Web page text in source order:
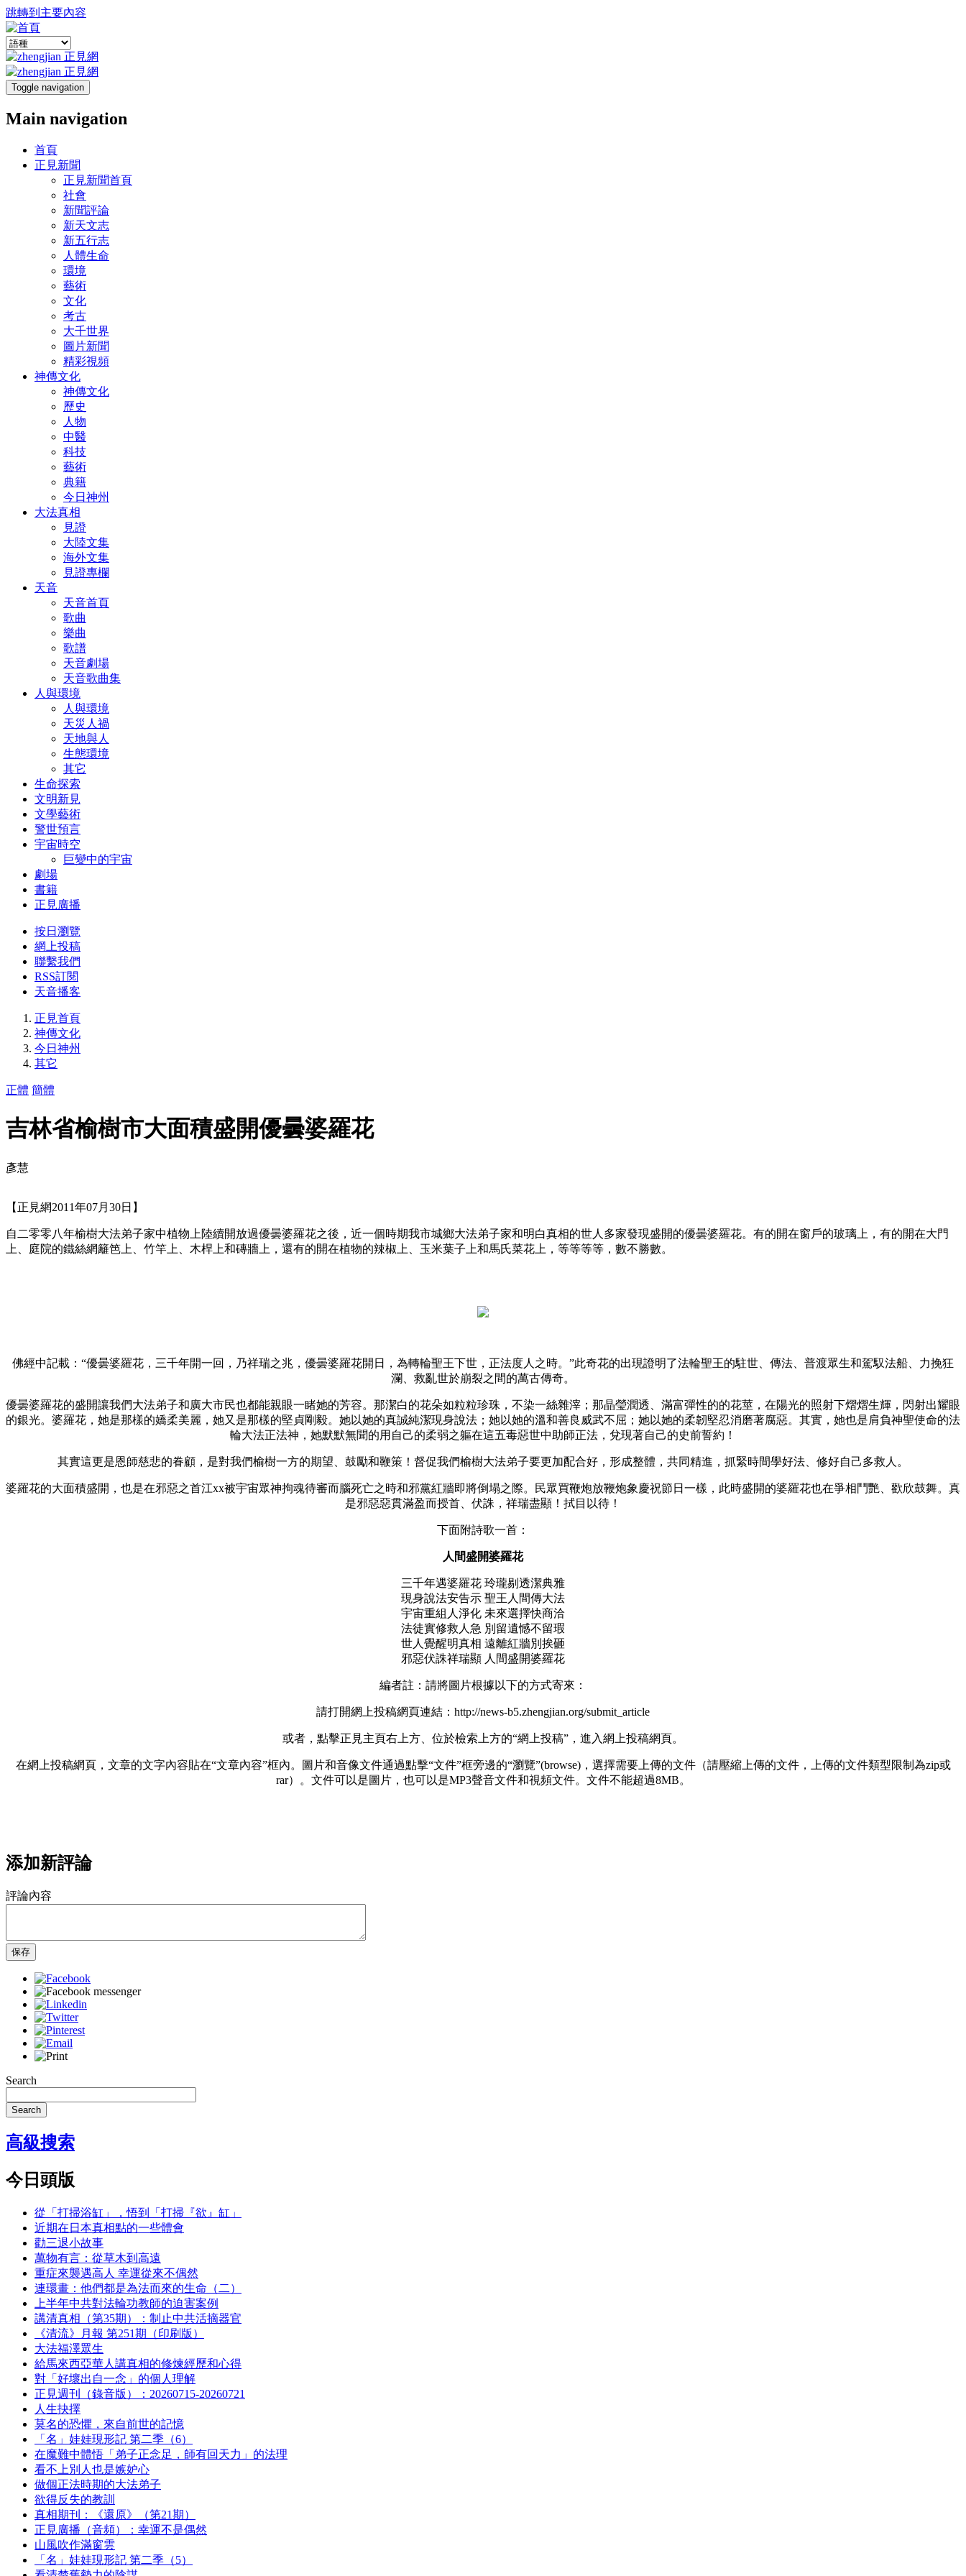
跳轉到主要內容
Toggle navigation
Main navigation
首頁
正見新聞
正見新聞首頁
社會
新聞評論
新天文志
新五行志
人體生命
環境
藝術
文化
考古
大千世界
圖片新聞
精彩視頻
神傳文化
神傳文化
歷史
人物
中醫
科技
藝術
典籍
今日神州
大法真相
見證
大陸文集
海外文集
見證專欄
天音
天音首頁
歌曲
樂曲
歌譜
天音劇場
天音歌曲集
人與環境
人與環境
天災人禍
天地與人
生態環境
其它
生命探索
文明新見
文學藝術
警世預言
宇宙時空
巨變中的宇宙
劇場
書籍
正見廣播
按日瀏覽
網上投稿
聯繫我們
RSS訂閱
天音播客
正見首頁
神傳文化
今日神州
其它
正體 簡體
吉林省榆樹市大面積盛開優曇婆羅花
彥慧
【正見網2011年07月30日】
自二零零八年榆樹大法弟子家中植物上陸續開放過優曇婆羅花之後，近一個時期我市城鄉大法弟子家和明白真相的世人多家發現盛開的優曇婆羅花。有的開在窗戶的玻璃上，有的開在大門
上、庭院的鐵絲網籬笆上、竹竿上、木桿上和磚牆上，還有的開在植物的辣椒上、玉米葉子上和馬氏菜花上，等等等等，數不勝數。
佛經中記載：“優曇婆羅花，三千年開一回，乃祥瑞之兆，優曇婆羅花開日，為轉輪聖王下世，正法度人之時。”此奇花的出現證明了法輪聖王的駐世、傳法、普渡眾生和駕馭法船、力挽狂
瀾、救亂世於崩裂之間的萬古傳奇。
優曇婆羅花的盛開讓我們大法弟子和廣大市民也都能親眼一睹她的芳容。那潔白的花朵如粒粒珍珠，不染一絲雜滓；那晶瑩潤透、滿富彈性的的花莖，在陽光的照射下熠熠生輝，閃射出耀眼
的銀光。婆羅花，她是那樣的嬌柔美麗，她又是那樣的堅貞剛毅。她以她的真誠純潔現身說法；她以她的溫和善良威武不屈；她以她的柔韌堅忍消磨著腐惡。其實，她也是肩負神聖使命的法
輪大法正法神，她默默無聞的用自己的柔弱之軀在這五毒惡世中助師正法，兌現著自己的史前誓約！
其實這更是恩師慈悲的眷顧，是對我們榆樹一方的期望、鼓勵和鞭策！督促我們榆樹大法弟子要更加配合好，形成整體，共同精進，抓緊時間學好法、修好自己多救人。
婆羅花的大面積盛開，也是在邪惡之首江xx被宇宙眾神拘魂待審而腦死亡之時和邪黨紅牆即將倒塌之際。民眾買鞭炮放鞭炮象慶祝節日一樣，此時盛開的婆羅花也在爭相鬥艷、歡欣鼓舞。真
是邪惡惡貫滿盈而授首、伏誅，祥瑞盡顯！拭目以待！
下面附詩歌一首：
人間盛開婆羅花
三千年遇婆羅花 玲瓏剔透潔典雅
現身說法安告示 聖王人間傳大法
宇宙重組人淨化 未來選擇快商洽
法徒實修救人急 別留遺憾不留瑕
世人覺醒明真相 遠離紅牆別挨砸
邪惡伏誅祥瑞顯 人間盛開婆羅花
編者註：請將圖片根據以下的方式寄來：
請打開網上投稿網頁連結：http://news-b5.zhengjian.org/submit_article
或者，點擊正見主頁右上方、位於檢索上方的“網上投稿”，進入網上投稿網頁。
在網上投稿網頁，文章的文字內容貼在“文章內容”框內。圖片和音像文件通過點擊“文件”框旁邊的“瀏覽”(browse)，選擇需要上傳的文件（請壓縮上傳的文件，上傳的文件類型限制為zip或
rar）。文件可以是圖片，也可以是MP3聲音文件和視頻文件。文件不能超過8MB。
添加新評論
評論內容
保存
Search
Search
高級搜索
今日頭版
從「打掃浴缸」，悟到「打掃『欲』缸」
近期在日本真相點的一些體會
勸三退小故事
萬物有言：從草木到高遠
重症來襲遇高人 幸運從來不偶然
連環畫：他們都是為法而來的生命（二）
上半年中共對法輪功教師的迫害案例
講清真相（第35期）：制止中共活摘器官
《清流》月報 第251期（印刷版）
大法福澤眾生
給馬來西亞華人講真相的修煉經歷和心得
對「好壞出自一念」的個人理解
正見週刊（錄音版）：20260715-20260721
人生抉擇
莫名的恐懼，來自前世的記憶
「名」娃娃現形記 第二季（6）
在魔難中體悟「弟子正念足，師有回天力」的法理
看不上別人也是嫉妒心
做個正法時期的大法弟子
欲得反失的教訓
真相期刊：《還原》（第21期）
正見廣播（音頻）：幸運不是偶然
山風吹作滿窗雲
「名」娃娃現形記 第二季（5）